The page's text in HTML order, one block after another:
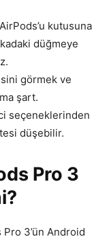
AirPods’u kutusuna
düğmeye
görmek ve
şart.
seçeneklerinden
düşebilir.
Pro 3
3’ün Android